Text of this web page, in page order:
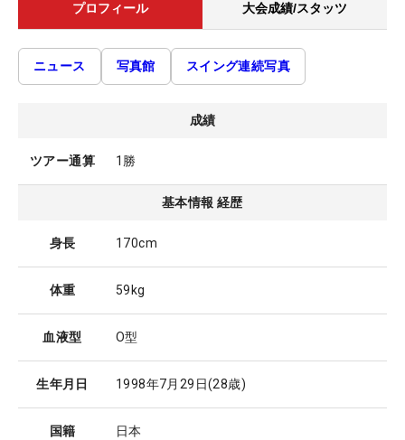
プロフィール 大会成績/スタッツ
ニュース 写真館 スイング連続写真
成績
ツアー通算 1勝
基本情報 経歴
身長 170cm
体重 59kg
血液型 O型
生年月日 1998年7月29日(28歳)
国籍 日本